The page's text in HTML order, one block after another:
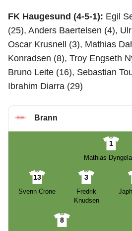
FK Haugesund (4-5-1): Egil
(25), Anders Baertelsen (4),
Oscar Krusnell (3), Mathias
Konradsen (8), Troy Engseth
Bruno Leite (16), Sebastian
Ibrahim Diarra (29)
Brann
1
Mathias
13
Svenn Crone
3
Fredrik
Knudsen
8